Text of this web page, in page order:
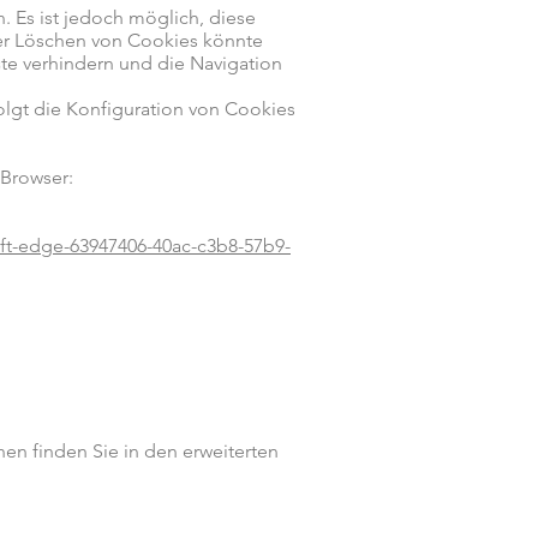
Es ist jedoch möglich, diese
Löschen von Cookies könnte
verhindern und die Navigation
die Konfiguration von Cookies
63947406-40ac-c3b8-57b9-
finden Sie in den erweiterten